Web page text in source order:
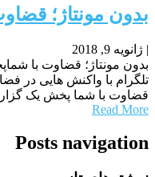
بدون مونتاژ؛
| ژانویه 9, 2018
بدون مونتاژ؛ قضاوت با
تلگرام با واکنش هایی در
قضاوت با شما پخش یک
Read More
Posts navigation